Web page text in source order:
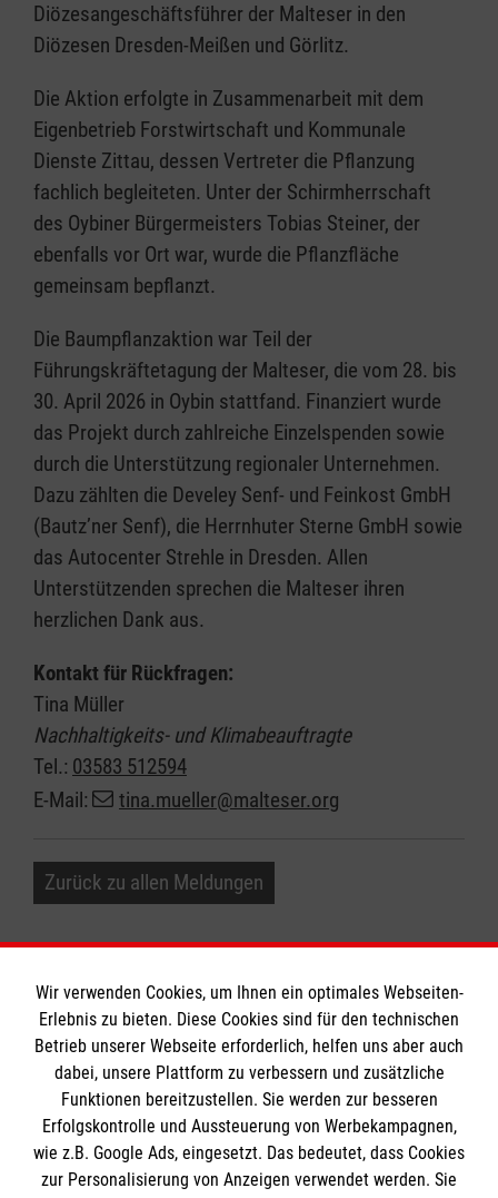
Diözesangeschäftsführer der Malteser in den
Diözesen Dresden-Meißen und Görlitz.
Die Aktion erfolgte in Zusammenarbeit mit dem
Eigenbetrieb Forstwirtschaft und Kommunale
Dienste Zittau, dessen Vertreter die Pflanzung
fachlich begleiteten. Unter der Schirmherrschaft
des Oybiner Bürgermeisters Tobias Steiner, der
ebenfalls vor Ort war, wurde die Pflanzfläche
gemeinsam bepflanzt.
Die Baumpflanzaktion war Teil der
Führungskräftetagung der Malteser, die vom 28. bis
30. April 2026 in Oybin stattfand. Finanziert wurde
das Projekt durch zahlreiche Einzelspenden sowie
durch die Unterstützung regionaler Unternehmen.
Dazu zählten die Develey Senf- und Feinkost GmbH
(Bautz’ner Senf), die Herrnhuter Sterne GmbH sowie
das Autocenter Strehle in Dresden. Allen
Unterstützenden sprechen die Malteser ihren
herzlichen Dank aus.
Kontakt für Rückfragen:
Tina Müller
Nachhaltigkeits- und Klimabeauftragte
Tel.: 03583 512594
E-Mail:
tina.mueller@malteser.org
Zurück zu allen Meldungen
Informationen
Impressum
Datenschutz
Die Malteser
Wir verwenden Cookies, um Ihnen ein optimales Webseiten-
Erlebnis zu bieten. Diese Cookies sind für den technischen
Betrieb unserer Webseite erforderlich, helfen uns aber auch
dabei, unsere Plattform zu verbessern und zusätzliche
Funktionen bereitzustellen. Sie werden zur besseren
Erfolgskontrolle und Aussteuerung von Werbekampagnen,
wie z.B. Google Ads, eingesetzt. Das bedeutet, dass Cookies
zur Personalisierung von Anzeigen verwendet werden. Sie